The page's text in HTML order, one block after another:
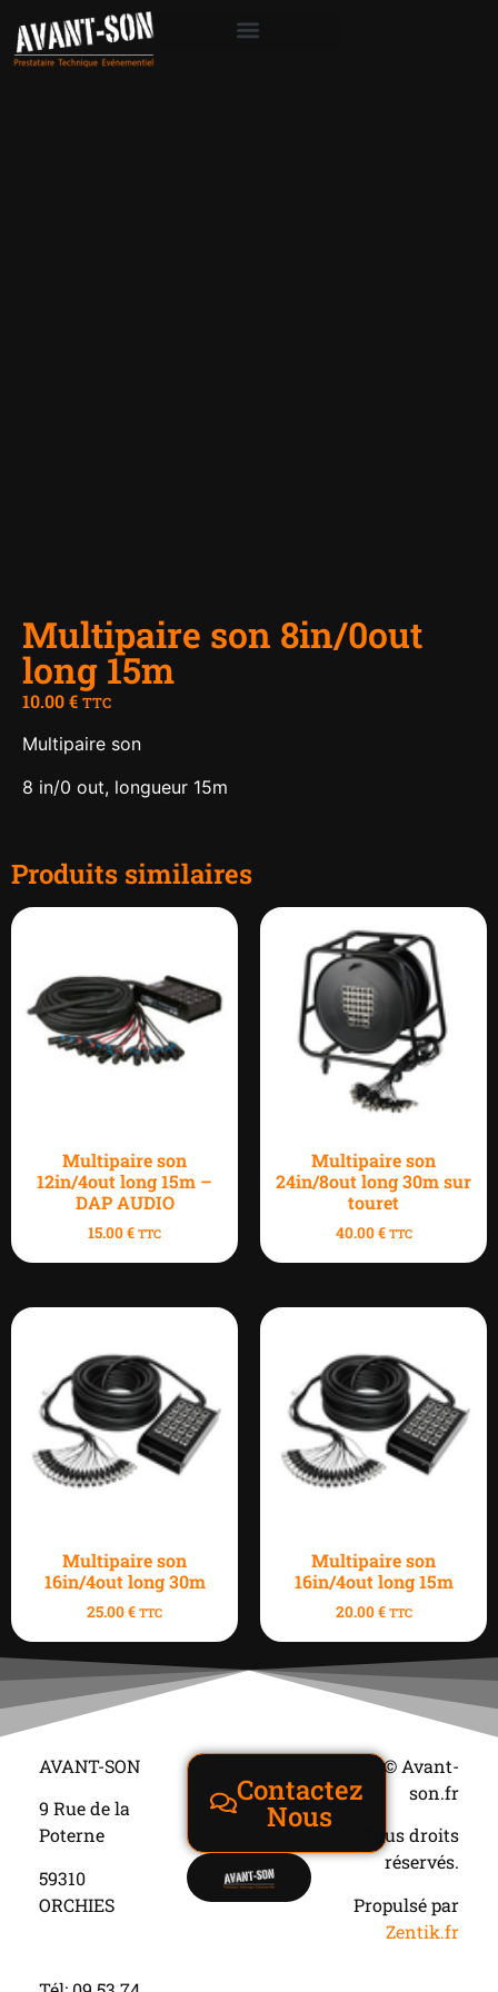
Multipaire son 8in/0out
long 15m
10.00€ TTC
Multipaire son
8 in/0 out, longueur 15m
Produits similaires
Multipaire son
12in/4out long 15m –
DAP AUDIO
15.00€ TTC
Multipaire son
24in/8out long 30m sur
touret
40.00€ TTC
Multipaire son
16in/4out long 30m
25.00€ TTC
Multipaire son
16in/4out long 15m
20.00€ TTC
AVANT-SON
9 Rue de la
Poterne
59310
ORCHIES
Contactez
Nous
© Avant-
son.fr
Tous droits
réservés.
Propulsé par
Zentik.fr